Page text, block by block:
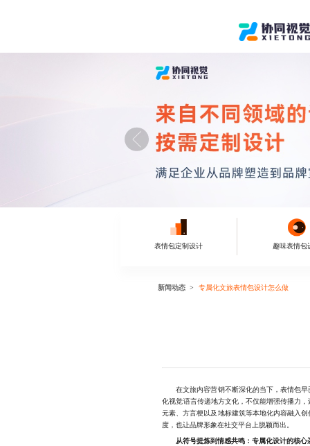
表情包定制设计 趣味表情包
新闻动态 专属化文旅表情包设计怎么做
在文旅内容营销不断深化的当下，表情包早
化视觉语言传递地方文化，不仅能增强传播力
元素、方言梗以及地标建筑等本地化内容融入
度，也让品牌形象在社交平台上脱颖而出。
从符号提炼到情感共鸣：专属化设计的核心